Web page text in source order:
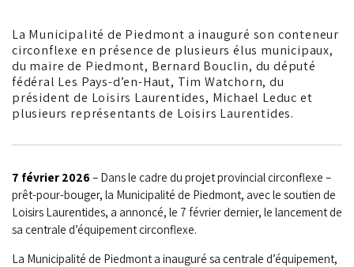
La Municipalité de Piedmont a inauguré son conteneur
circonflexe en présence de plusieurs élus municipaux,
du maire de Piedmont, Bernard Bouclin, du député
fédéral Les Pays-d’en-Haut, Tim Watchorn, du
président de Loisirs Laurentides, Michael Leduc et
plusieurs représentants de Loisirs Laurentides.
7 février 2026 – Dans le cadre du projet provincial circonflexe –
prêt-pour-bouger, la Municipalité de Piedmont, avec le soutien de
Loisirs Laurentides, a annoncé, le 7 février dernier, le lancement de
sa centrale d’équipement circonflexe.
La Municipalité de Piedmont a inauguré sa centrale d’équipement,